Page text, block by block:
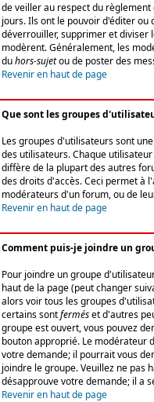
de veiller au respect du
jours. Ils ont le pouvoir d'éditer
déverrouiller, supprimer et diviser
modèrent. Généralement, les
duhors-sujetou de poster des
Revenir en haut de page
Que sont les groupes
Les groupes d'utilisateurs sont
des utilisateurs. Chaque
diffère de la plupart des autres
des droits d'accès. Ceci permet à
modérateurs d'un forum, ou de
Revenir en haut de page
Comment puis-je joindre un
Pour joindre un groupe
haut de la page (peut changer
alors voir tous les groupes
certains sontferméset d'autres
groupe est ouvert, vous pouvez
bouton approprié. Le modérateur
votre demande; il pourrait vous
joindre le groupe. Veuillez ne pas
désapprouve votre demande; il a
Revenir en haut de page